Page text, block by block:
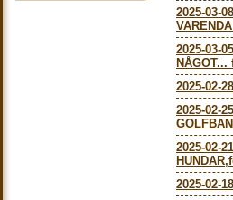
2025-03-08
2025-03-05
NÅGOT...
2025-02-28
2025-02-25
2025-02-21
2025-02-18